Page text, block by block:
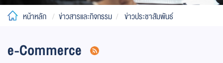
หน้าหลัก ข่าวสารและกิจกรรม ข่าวประชาสัมพันธ์
e-Commerce